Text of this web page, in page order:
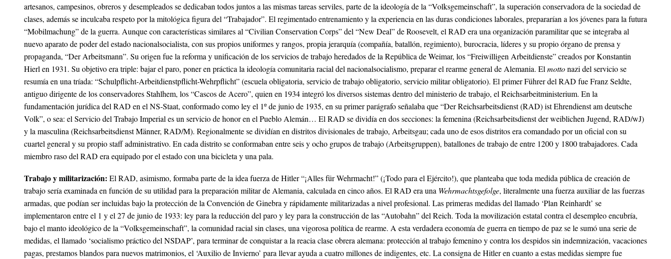
artesanos, campesinos, obreros y desempleados se dedicaban todos juntos a las mismas tareas serviles, parte de la ideología de la “Volksgemeinschaft”, la superación conservadora de la sociedad de
clases, además se inculcaba respeto por la mitológica figura del “Trabajador”. El regimentado entrenamiento y la experiencia en las duras condiciones laborales, prepararían a los jóvenes para la futura
“Mobilmachung” de la guerra. Aunque con características similares al “Civilian Conservation Corps”del “New Deal” de Roosevelt, el RAD era una organización paramilitar que se integraba al
nuevo aparato de poder del estado nacionalsocialista, con sus propios uniformes y rangos, propia jerarquía (compañía, batallón, regimiento), burocracia, líderes y su propio órgano de prensa y
propaganda, “Der Arbeitsmann”. Su origen fue la reforma y unificación de los servicios de trabajo heredados de la República de Weimar, los “Freiwilligen Arbeitdienste” creados porKonstantin
Hierl en 1931. Su objetivo era triple: bajar el paro, poner en práctica la ideología comunitaria racial del nacionalsocialismo, preparar el rearme general de Alemania. El mottonazi del servicio se
resumía en una tríada: “Schulpflicht-Arbeitdienstpflicht-Wehrpflicht” (escuela obligatoria, servicio de trabajo obligatorio, servicio militar obligatorio). El primer Führer del RAD fueFranz Seldte,
antiguo dirigente de los conservadores Stahlhem, los “Cascos de Acero”, quien en 1934 integró los diversos sistemas dentro del ministerio de trabajo, el Reichsarbeitministerium. En la
fundamentación jurídica del RAD en el NS-Staat, conformado como ley el 1º de junio de 1935, en su primer parágrafo señalaba que “Der Reichsarbeitsdienst (RAD) ist Ehrendienst am deutsche
Volk”, o sea: el Servicio del Trabajo Imperial es un servicio de honor en el Pueblo Alemán… El RAD se dividía en dos secciones: la femenina (Reichsarbeitsdienst der weiblichen Jugend, RAD/wJ)
y la masculina (Reichsarbeitsdienst Männer, RAD/M). Regionalmente se dividían en distritos divisionales de trabajo, Arbeitsgau; cada uno de esos distritos era comandado por un oficial con su
cuartel general y su propio staff administrativo. En cada distrito se conformaban entre seis y ocho grupos de trabajo (Arbeitsgruppen), batallones de trabajo de entre 1200 y 1800 trabajadores. Cada
miembro raso del RAD era equipado por el estado con una bicicleta y una pala.
Trabajo y militarización: El RAD, asimismo, formaba parte de la idea fuerza de Hitler “¡Alles für Wehrmacht!” (¡Todo para el Ejército!), que planteaba que toda medida pública de creación de
trabajo sería examinada en función de su utilidad para la preparación militar de Alemania, calculada en cinco años. El RAD era una Wehrmachtsgefolge, literalmente una fuerza auxiliar de las fuerzas
armadas, que podían ser incluidas bajo la protección de la Convención de Ginebra y rápidamente militarizadas a nivel profesional. Las primeras medidas del llamado ‘Plan Reinhardt’ se
implementaron entre el 1 y el 27 de junio de 1933: ley para la reducción del paro y ley para la construcción de las “Autobahn” del Reich. Toda la movilización estatal contra el desempleo encubría,
bajo el manto ideológico de la “Volksgemeinschaft”, la comunidad racial sin clases, una vigorosa política de rearme. A esta verdadera economía de guerra en tiempo de paz se le sumó una serie de
medidas, el llamado ‘socialismo práctico del NSDAP’, para terminar de conquistar a la reacia clase obrera alemana: protección al trabajo femenino y contra los despidos sin indemnización, vacaciones
pagas, prestamos blandos para nuevos matrimonios, el ‘Auxilio de Invierno’ para llevar ayuda a cuatro millones de indigentes, etc. La consigna de Hitler en cuanto a estas medidas siempre fue